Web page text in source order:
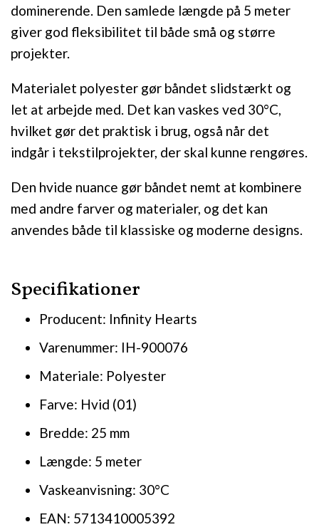
dominerende. Den samlede længde på 5 meter
giver god fleksibilitet til både små og større
projekter.
Materialet polyester gør båndet slidstærkt og
let at arbejde med. Det kan vaskes ved 30°C,
hvilket gør det praktisk i brug, også når det
indgår i tekstilprojekter, der skal kunne rengøres.
Den hvide nuance gør båndet nemt at kombinere
med andre farver og materialer, og det kan
anvendes både til klassiske og moderne designs.
Specifikationer
Producent: Infinity Hearts
Varenummer: IH-900076
Materiale: Polyester
Farve: Hvid (01)
Bredde: 25 mm
Længde: 5 meter
Vaskeanvisning: 30°C
EAN: 5713410005392